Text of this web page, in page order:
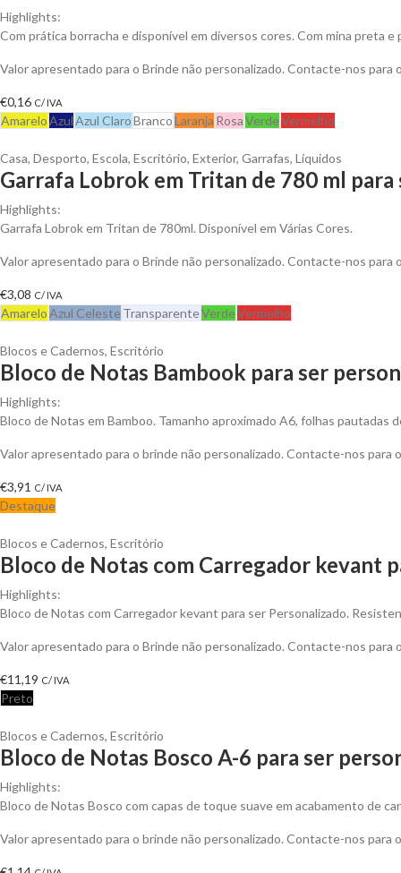
Highlights:
Com prática borracha e disponível em diversos cores. Com mina preta e
Valor apresentado para o Brinde não personalizado. Contacte-nos
€0,16 C/ IVA
AmareloAzulAzul ClaroBrancoLaranja RosaVerdeVermelho
Casa, Desporto, Escola, Escritório, Exterior, Garrafas, Líquidos
Garrafa Lobrok em Tritan de 780 ml para
Highlights:
Garrafa Lobrok em Tritan de 780ml. Disponível em Várias Cores.
Valor apresentado para o Brinde não personalizado. Contacte-nos
€3,08 C/ IVA
AmareloAzul Celeste TransparenteVerdeVermelho
Blocos e Cadernos, Escritório
Bloco de Notas Bambook para ser
Highlights:
Bloco de Notas em Bamboo. Tamanho aproximado A6, folhas pautadas
Valor apresentado para o brinde não personalizado. Contacte-nos
€3,91 C/ IVA
Destaque
Blocos e Cadernos, Escritório
Bloco de Notas com Carregador kevant
Highlights:
Bloco de Notas com Carregador kevant para ser Personalizado.
Valor apresentado para o Brinde não personalizado. Contacte-nos
€11,19 C/ IVA
Preto
Blocos e Cadernos, Escritório
Bloco de Notas Bosco A-6 para ser
Highlights:
Bloco de Notas Bosco com capas de toque suave em acabamento de
Valor apresentado para o brinde não personalizado. Contacte-nos